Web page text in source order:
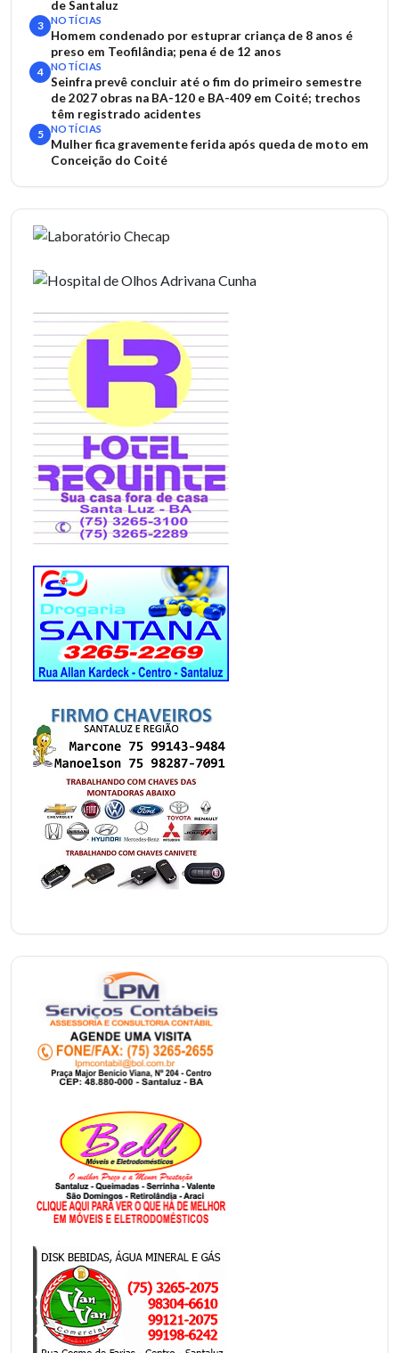
de Santaluz
3 NOTÍCIAS
Homem condenado por estuprar criança de 8 anos é
preso em Teofilândia; pena é de 12 anos
4 NOTÍCIAS
Seinfra prevê concluir até o fim do primeiro semestre
de 2027 obras na BA-120 e BA-409 em Coité; trechos
têm registrado acidentes
5 NOTÍCIAS
Mulher fica gravemente ferida após queda de moto em
Conceição do Coité